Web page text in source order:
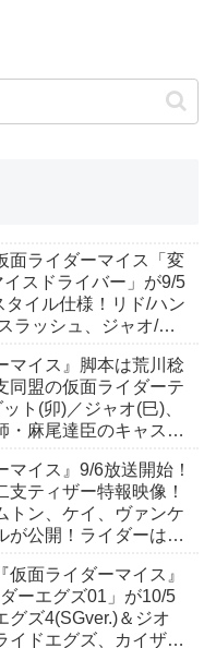
面ライダーマイス「変
スドライバー」が9/5
タイル仕様！リド/ハン
ラッシュ、ジャオ/バ
マイス』脚本は荒川稔
同盟の仮面ライダーテ
ト(卯)／ジャオ(巳)、
・麻尾達臣のキャスト
マイス』9/6放送開始！
支ティザー特報映像！
トン、ケイ、ヴァンケ
が公開！ライダーは子
仮面ライダーマイス』
ーエグズ01」が10/5
グズ4(SGver.)＆ジオ
イドエグズ、カイザ、